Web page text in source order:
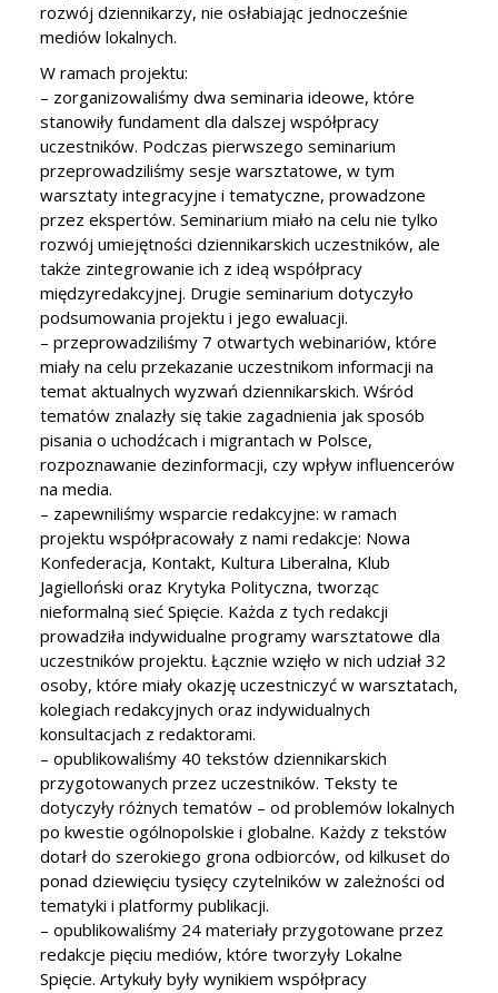
rozwój dziennikarzy, nie osłabiając jednocześnie
mediów lokalnych.
W ramach projektu:
– zorganizowaliśmy dwa seminaria ideowe, które
stanowiły fundament dla dalszej współpracy
uczestników. Podczas pierwszego seminarium
przeprowadziliśmy sesje warsztatowe, w tym
warsztaty integracyjne i tematyczne, prowadzone
przez ekspertów. Seminarium miało na celu nie tylko
rozwój umiejętności dziennikarskich uczestników, ale
także zintegrowanie ich z ideą współpracy
międzyredakcyjnej. Drugie seminarium dotyczyło
podsumowania projektu i jego ewaluacji.
– przeprowadziliśmy 7 otwartych webinariów, które
miały na celu przekazanie uczestnikom informacji na
temat aktualnych wyzwań dziennikarskich. Wśród
tematów znalazły się takie zagadnienia jak sposób
pisania o uchodźcach i migrantach w Polsce,
rozpoznawanie dezinformacji, czy wpływ influencerów
na media.
– zapewniliśmy wsparcie redakcyjne: w ramach
projektu współpracowały z nami redakcje: Nowa
Konfederacja, Kontakt, Kultura Liberalna, Klub
Jagielloński oraz Krytyka Polityczna, tworząc
nieformalną sieć Spięcie. Każda z tych redakcji
prowadziła indywidualne programy warsztatowe dla
uczestników projektu. Łącznie wzięło w nich udział 32
osoby, które miały okazję uczestniczyć w warsztatach,
kolegiach redakcyjnych oraz indywidualnych
konsultacjach z redaktorami.
– opublikowaliśmy 40 tekstów dziennikarskich
przygotowanych przez uczestników. Teksty te
dotyczyły różnych tematów – od problemów lokalnych
po kwestie ogólnopolskie i globalne. Każdy z tekstów
dotarł do szerokiego grona odbiorców, od kilkuset do
ponad dziewięciu tysięcy czytelników w zależności od
tematyki i platformy publikacji.
– opublikowaliśmy 24 materiały przygotowane przez
redakcje pięciu mediów, które tworzyły Lokalne
Spięcie. Artykuły były wynikiem współpracy